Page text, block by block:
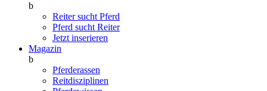
b
Reiter sucht Pferd
Pferd sucht Reiter
Jetzt inserieren
Magazin
b
Pferderassen
Reitdisziplinen